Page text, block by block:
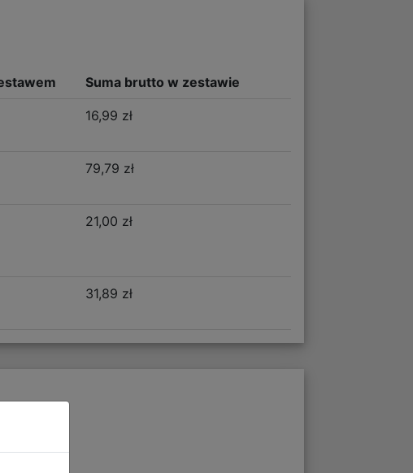
Suma brutto w zestawie
16,99 zł
79,79 zł
21,00 zł
31,89 zł